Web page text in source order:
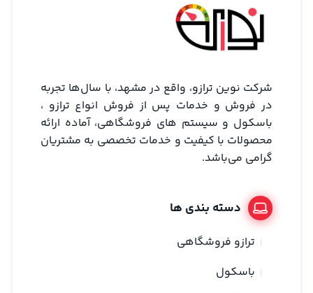
شرکت نوین ترازو، واقع در مشهد، با سال‌ها تجربه
در فروش و خدمات پس از فروش انواع ترازو ،
باسکول و سیستم های فروشگاهی، آماده ارائه
محصولات با کیفیت و خدمات تخصصی به مشتریان
گرامی می‌باشد.
دسته بندی ها
ترازو فروشگاهی
باسکول